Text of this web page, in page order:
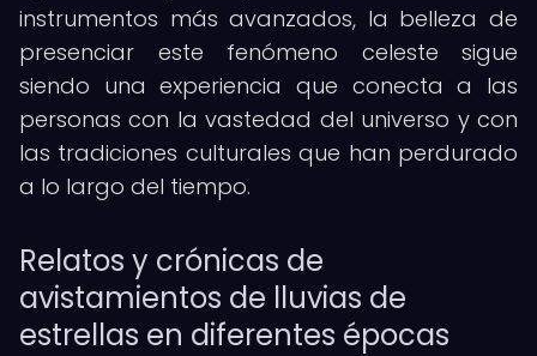
instrumentos más avanzados, la belleza de
presenciar este fenómeno celeste sigue
siendo una experiencia que conecta a las
personas con la vastedad del universo y con
las tradiciones culturales que han perdurado
a lo largo del tiempo.
Relatos y crónicas de
avistamientos de lluvias de
estrellas en diferentes épocas